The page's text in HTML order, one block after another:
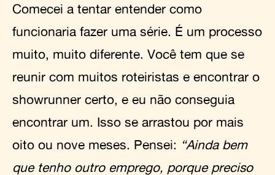
Comecei a tentar entender como
funcionaria fazer uma série. É um processo
muito, muito diferente. Você tem que se
reunir com muitos roteiristas e encontrar o
showrunner certo, e eu não conseguia
encontrar um. Isso se arrastou por mais
oito ou nove meses. Pensei: “Ainda bem
que tenho outro emprego, porque preciso